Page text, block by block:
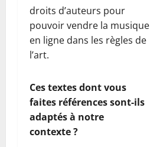
droits d’auteurs pour
pouvoir vendre la musique
en ligne dans les règles de
l’art.
Ces textes dont vous
faites références sont-ils
adaptés à notre
contexte ?